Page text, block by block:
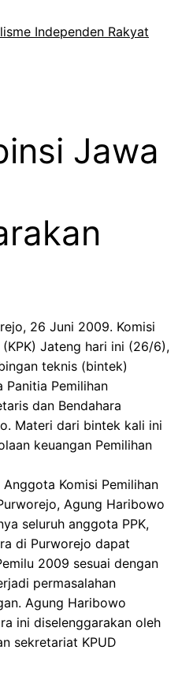
Independen Rakyat
Jawa
26 Juni 2009. Komisi
Jateng hari ini (26/6),
teknis (bintek)
Panitia Pemilihan
dan Bendahara
Materi dari bintek kali ini
keuangan Pemilihan
Komisi Pemilihan
Agung Haribowo
seluruh anggota PPK,
di Purworejo dapat
2009 sesuai dengan
permasalahan
Agung Haribowo
ini diselenggarakan oleh
sekretariat KPUD